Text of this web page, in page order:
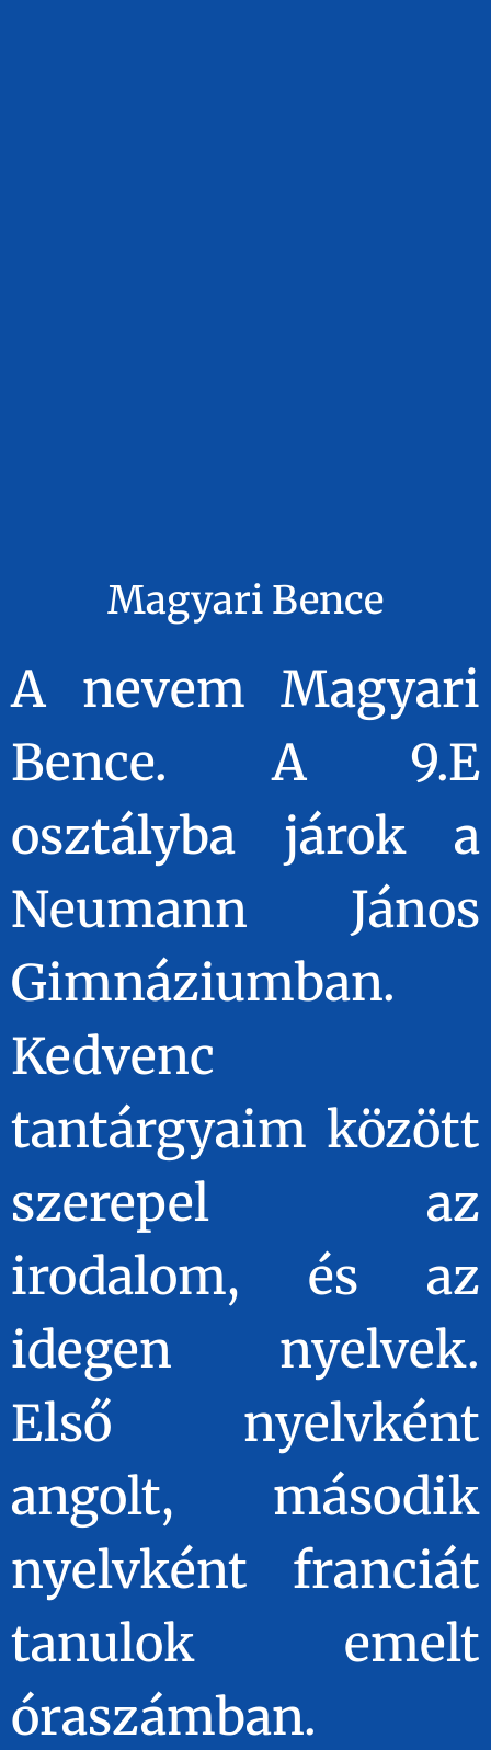
Magyari Bence
A nevem Magyari
Bence. A 9.E
osztályba járok a
Neumann János
Gimnáziumban.
Kedvenc
tantárgyaim között
szerepel az
irodalom, és az
idegen nyelvek.
Első nyelvként
angolt, második
nyelvként franciát
tanulok emelt
óraszámban.